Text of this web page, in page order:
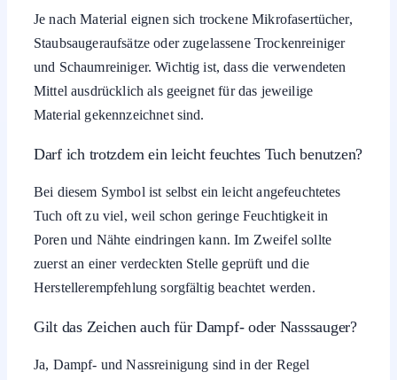
Je nach Material eignen sich trockene Mikrofasertücher,
Staubsaugeraufsätze oder zugelassene Trockenreiniger
und Schaumreiniger. Wichtig ist, dass die verwendeten
Mittel ausdrücklich als geeignet für das jeweilige
Material gekennzeichnet sind.
Darf ich trotzdem ein leicht feuchtes Tuch benutzen?
Bei diesem Symbol ist selbst ein leicht angefeuchtetes
Tuch oft zu viel, weil schon geringe Feuchtigkeit in
Poren und Nähte eindringen kann. Im Zweifel sollte
zuerst an einer verdeckten Stelle geprüft und die
Herstellerempfehlung sorgfältig beachtet werden.
Gilt das Zeichen auch für Dampf- oder Nasssauger?
Ja, Dampf- und Nassreinigung sind in der Regel